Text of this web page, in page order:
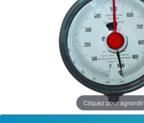
Cliquez pour agrandir